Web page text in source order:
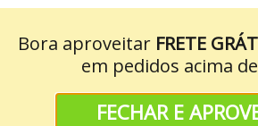
Bora aproveitar FRETE
em pedidos acima de
FECHAR E